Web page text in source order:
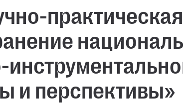
практическая
и перспективы»